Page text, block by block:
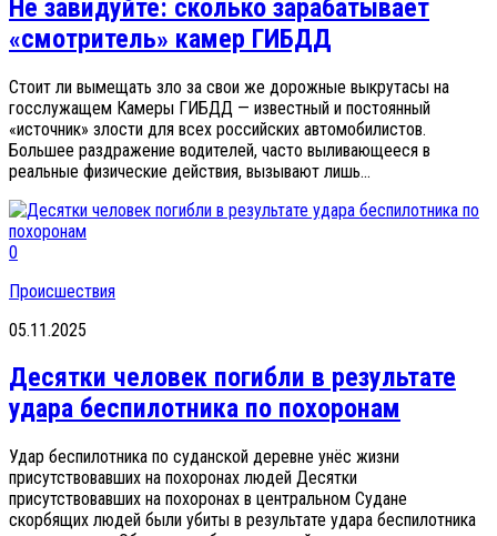
Не завидуйте: сколько зарабатывает
«смотритель» камер ГИБДД
Стоит ли вымещать зло за свои же дорожные выкрутасы на
госслужащем Камеры ГИБДД — известный и постоянный
«источник» злости для всех российских автомобилистов.
Большее раздражение водителей, часто выливающееся в
реальные физические действия, вызывают лишь...
0
Происшествия
05.11.2025
Десятки человек погибли в результате
удара беспилотника по похоронам
Удар беспилотника по суданской деревне унёс жизни
присутствовавших на похоронах людей Десятки
присутствовавших на похоронах в центральном Судане
скорбящих людей были убиты в результате удара беспилотника